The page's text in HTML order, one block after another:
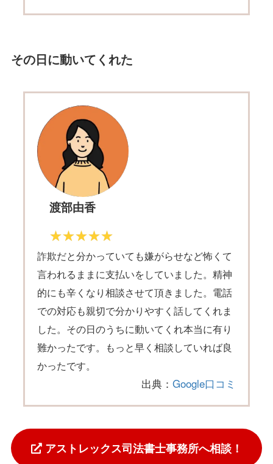
その日に動いてくれた
渡部由香
詐欺だと分かっていても嫌がらせなど怖くて
言われるままに支払いをしていました。精神
的にも辛くなり相談させて頂きました。電話
での対応も親切で分かりやすく話してくれま
した。その日のうちに動いてくれ本当に有り
難かったです。もっと早く相談していれば良
かったです。
出典：Google口コミ
アストレックス司法書士事務所へ相談！